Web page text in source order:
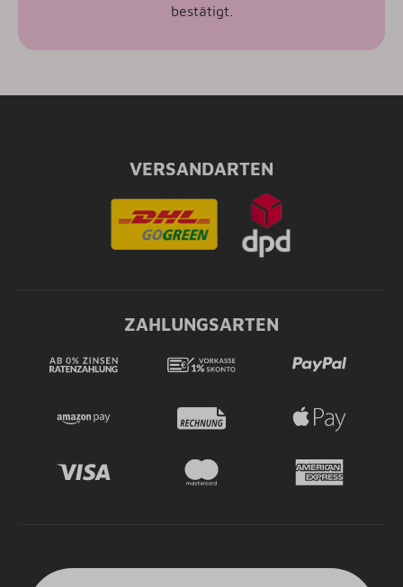
bestätigt.
VERSANDARTEN
ZAHLUNGSARTEN